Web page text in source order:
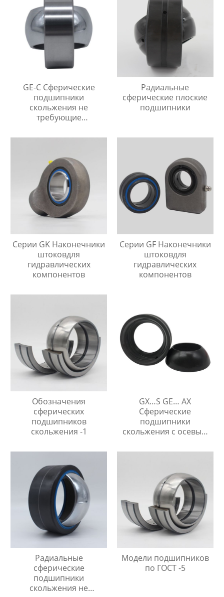
GE-C Сферические
подшипники
скольжения не
требующие
обслуживания
Радиальные
сферические плоские
подшипники
Серии GK Наконечники
штоковдля
гидравлических
компонентов
Серии GF Наконечники
штоковдля
гидравлических
компонентов
Обозначения
сферических
подшипников
скольжения -1
GX…S GE… AX
Сферические
подшипники
скольжения с осевым
Радиальные
сферические
подшипники
скольжения не
Модели подшипников
по ГОСТ -5